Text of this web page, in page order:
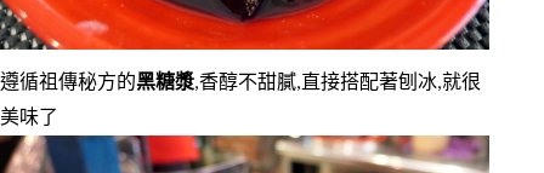
遵循祖傳秘方的黑糖漿,香醇不甜膩,直接搭配著刨冰,就很
美味了